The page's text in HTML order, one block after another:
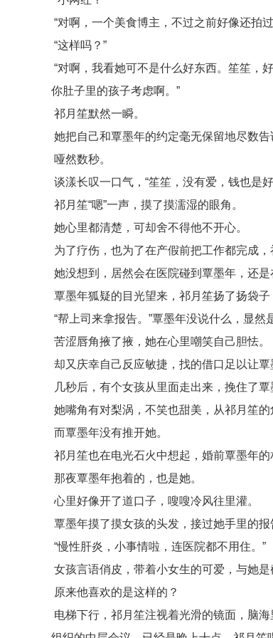
“对啊，一个美食博主，不过之前好像还拍
“这样吗？”
“对啊，我看她可不是什么好东西。笙笙，
你肚子里的孩子考虑啊。”
祁月笙默然一瞬。
她把自己和覃墨年的约定毫无保留地尽数告
哑然数秒。
谈漾长叹一口气，“笙笙，没有爱，钱也是
祁月笙“嗯”一声，摸了摸濡湿的眼角。
她心里都清楚，可却舍不得他不开心。
为了疗伤，也为了在产假前把工作都完成，
她没想到，居然会在医院碰到覃墨年，还是
覃墨年狐疑的目光望来，祁月笙扬了扬袋子
“帮上司来拿报告。”覃墨年没说什么，显然
苦涩唇角掖了掖，她在心里嘲笑自己胆怯。
却又庆幸自己反应敏捷，找的借口足以让覃
几秒后，有个女孩从里面走出来，挽住了覃
她嘴角有对梨涡，不笑也甜美，从祁月笙
而覃墨年没有推开她。
祁月笙也在电光石火中想起，婚前覃墨年
那夜覃墨年抱着的，也是她。
心里好像开了道口子，嗖嗖冷风往里灌。
覃墨年摸了摸女孩的头发，接过她手里的报
“慢性肝炎，小事情啦，连医院都不用住。”
女孩言语俏皮，带着小女生的可爱，与她是
原来他喜欢的是这样的？
电梯下行，祁月笙注视着光滑的镜面，脑